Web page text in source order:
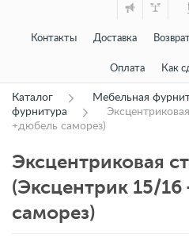
Контакты Доставка
Оплата Как
Каталог Мебельная
фурнитура
+дюбель саморез)
Эксцентриковая
(Эксцентрик 15/
саморез)